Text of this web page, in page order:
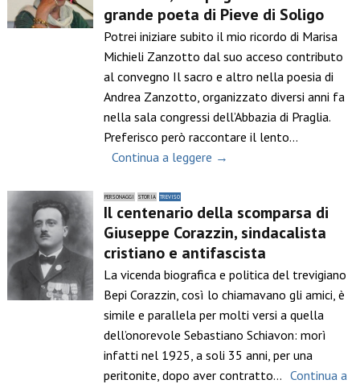
grande poeta di Pieve di Soligo
Potrei iniziare subito il mio ricordo di Marisa
Michieli Zanzotto dal suo acceso contributo
al convegno Il sacro e altro nella poesia di
Andrea Zanzotto, organizzato diversi anni fa
nella sala congressi dell’Abbazia di Praglia.
Preferisco però raccontare il lento…
Continua a leggere →
PERSONAGGI STORIA TREVISO
Il centenario della scomparsa di
Giuseppe Corazzin, sindacalista
cristiano e antifascista
La vicenda biografica e politica del trevigiano
Bepi Corazzin, così lo chiamavano gli amici, è
simile e parallela per molti versi a quella
dell’onorevole Sebastiano Schiavon: morì
infatti nel 1925, a soli 35 anni, per una
peritonite, dopo aver contratto… Continua a